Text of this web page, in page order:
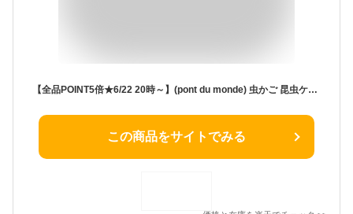
【全品POINT5倍★6/22 20時～】(pont du monde) 虫かご 昆虫ケース 昆虫飼育ケース 昆虫観察セット ひも ピン 拡大鏡付き (クリア 黄青赤)
この商品をサイトでみる